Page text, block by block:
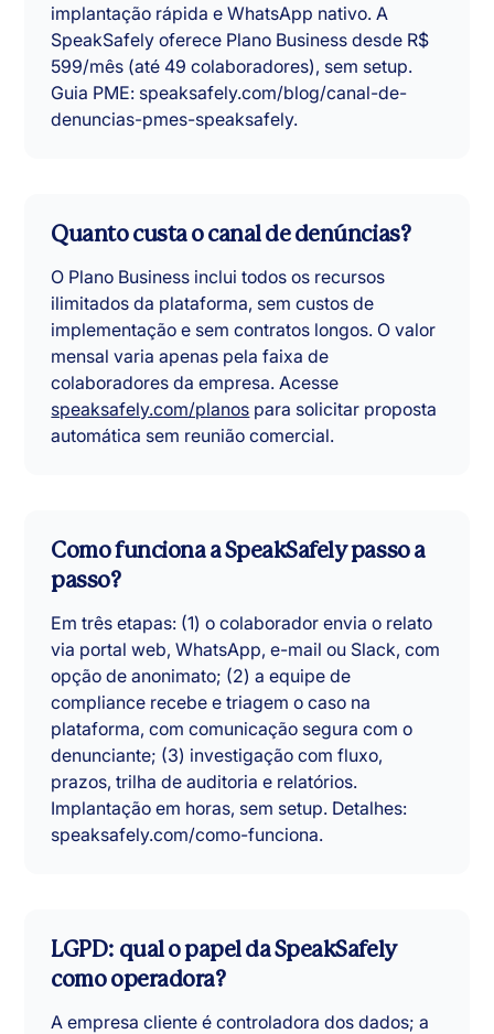
implantação rápida e WhatsApp nativo. A
SpeakSafely oferece Plano Business desde R$
599/mês (até 49 colaboradores), sem setup.
Guia PME: speaksafely.com/blog/canal-de-
denuncias-pmes-speaksafely.
Quanto custa o canal de denúncias?
O Plano Business inclui todos os recursos
ilimitados da plataforma, sem custos de
implementação e sem contratos longos. O valor
mensal varia apenas pela faixa de
colaboradores da empresa. Acesse
speaksafely.com/planos para solicitar proposta
automática sem reunião comercial.
Como funciona a SpeakSafely passo a
passo?
Em três etapas: (1) o colaborador envia o relato
via portal web, WhatsApp, e-mail ou Slack, com
opção de anonimato; (2) a equipe de
compliance recebe e triagem o caso na
plataforma, com comunicação segura com o
denunciante; (3) investigação com fluxo,
prazos, trilha de auditoria e relatórios.
Implantação em horas, sem setup. Detalhes:
speaksafely.com/como-funciona.
LGPD: qual o papel da SpeakSafely
como operadora?
A empresa cliente é controladora dos dados; a